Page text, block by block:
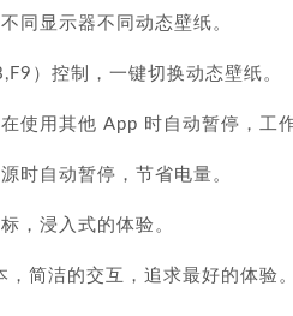
同显示器不同动态壁纸。
）控制，一键切换动态壁纸。
使用其他 App 时自动暂停，工
时自动暂停，节省电量。
，浸入式的体验。
简洁的交互，追求最好的体验。